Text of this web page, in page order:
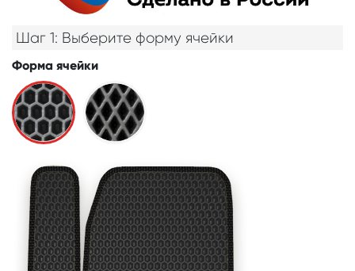
Шаг 1: Выберите форму ячейки
Форма ячейки